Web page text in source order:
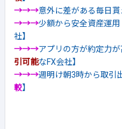
→→→意外に差がある毎日
→→→少額から安全資産運用
社】
→→→アプリの方が約定力
引可能なFX会社】
→→→週明け朝3時から取引
較】